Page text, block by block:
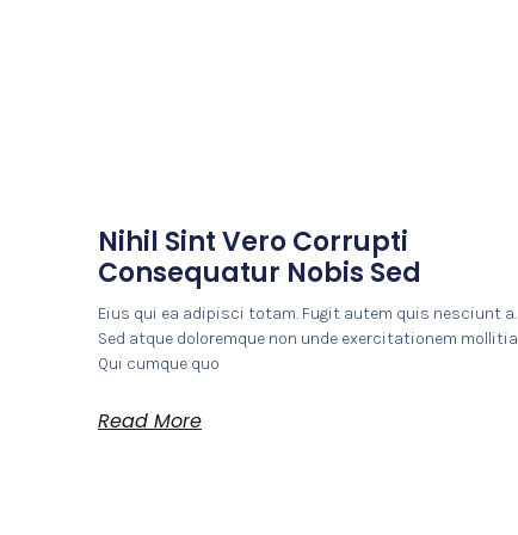
Nihil Sint Vero Corrupti
Consequatur Nobis Sed
Eius qui ea adipisci totam. Fugit autem quis nesciunt a.
Sed atque doloremque non unde exercitationem mollitia
Qui cumque quo
Read More